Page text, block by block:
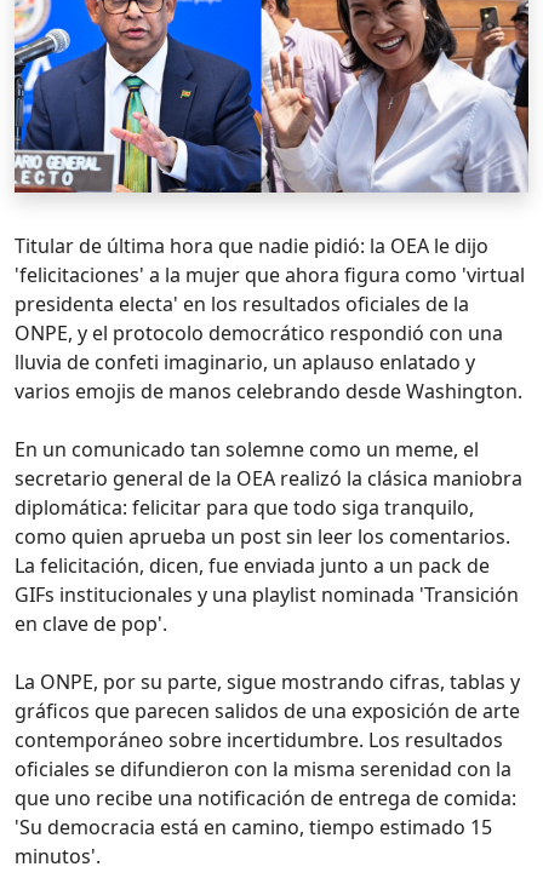
Titular de última hora que nadie pidió: la OEA le dijo
'felicitaciones' a la mujer que ahora figura como 'virtual
presidenta electa' en los resultados oficiales de la
ONPE, y el protocolo democrático respondió con una
lluvia de confeti imaginario, un aplauso enlatado y
varios emojis de manos celebrando desde Washington.
En un comunicado tan solemne como un meme, el
secretario general de la OEA realizó la clásica maniobra
diplomática: felicitar para que todo siga tranquilo,
como quien aprueba un post sin leer los comentarios.
La felicitación, dicen, fue enviada junto a un pack de
GIFs institucionales y una playlist nominada 'Transición
en clave de pop'.
La ONPE, por su parte, sigue mostrando cifras, tablas y
gráficos que parecen salidos de una exposición de arte
contemporáneo sobre incertidumbre. Los resultados
oficiales se difundieron con la misma serenidad con la
que uno recibe una notificación de entrega de comida:
'Su democracia está en camino, tiempo estimado 15
minutos'.